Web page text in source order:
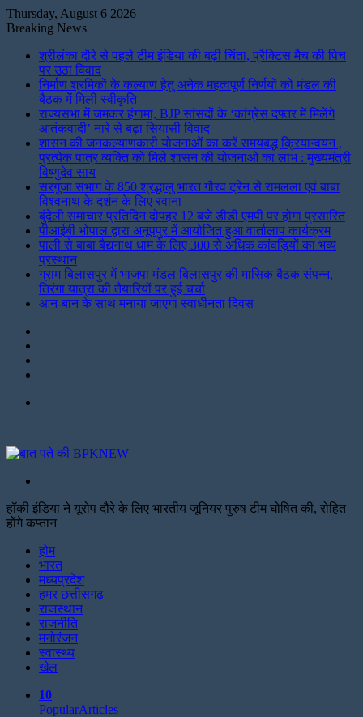
Thursday, August 6 2026
Breaking News
श्रीलंका दौरे से पहले टीम इंडिया की बढ़ी चिंता, प्रैक्टिस मैच की पिच
पर उठा विवाद
निर्माण श्रमिकों के कल्याण हेतु अनेक महत्वपूर्ण निर्णयों को मंडल की
बैठक में मिली स्वीकृति
राज्यसभा में जमकर हंगामा, BJP सांसदों के ‘कांग्रेस दफ्तर में मिलेंगे
आतंकवादी’ नारे से बढ़ा सियासी विवाद
शासन की जनकल्याणकारी योजनाओं का करें समयबद्ध क्रियान्वयन ,
प्रत्येक पात्र व्यक्ति को मिले शासन की योजनाओं का लाभ : मुख्यमंत्री
विष्णुदेव साय
सरगुजा संभाग के 850 श्रद्धालु भारत गौरव ट्रेन से रामलला एवं बाबा
विश्वनाथ के दर्शन के लिए रवाना
बुंदेली समाचार प्रतिदिन दोपहर 12 बजे डीडी एमपी पर होगा प्रसारित
पीआईबी भोपाल द्वारा अनूपपुर में आयोजित हुआ वार्तालाप कार्यक्रम
पाली से बाबा बैद्यनाथ धाम के लिए 300 से अधिक कांवड़ियों का भव्य
प्रस्थान
ग्राम बिलासपुर में भाजपा मंडल बिलासपुर की मासिक बैठक संपन्न,
तिरंगा यात्रा की तैयारियों पर हुई चर्चा
आन-बान के साथ मनाया जाएगा स्वाधीनता दिवस
हॉकी इंडिया ने यूरोप दौरे के लिए भारतीय जूनियर पुरुष टीम घोषित की, रोहित
होंगे कप्तान
होम
भारत
मध्यप्रदेश
हमर छत्तीसगढ़
राजस्थान
राजनीति
मनोरंजन
स्वास्थ्य
खेल
10
PopularArticles